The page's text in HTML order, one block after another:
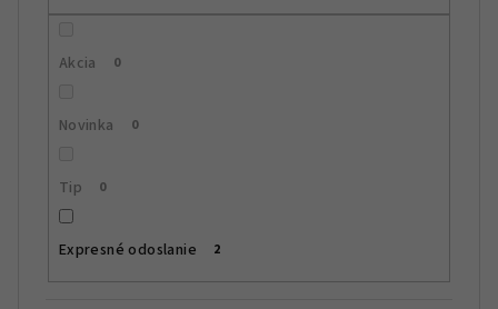
Akcia 0
Novinka 0
Tip 0
Expresné odoslanie 2